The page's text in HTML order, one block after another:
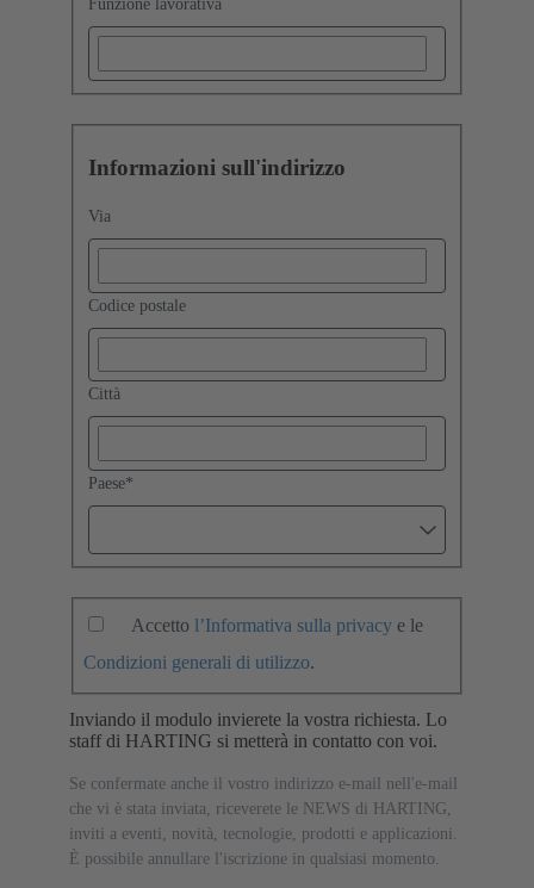
Funzione lavorativa
Informazioni sull'indirizzo
Via
Codice postale
Città
Paese*
Accetto l’Informativa sulla privacy e le
Condizioni generali di utilizzo.
Inviando il modulo invierete la vostra richiesta. Lo
staff di HARTING si metterà in contatto con voi.
Se confermate anche il vostro indirizzo e-mail nell'e-mail
che vi è stata inviata, riceverete le NEWS di HARTING,
inviti a eventi, novità, tecnologie, prodotti e applicazioni.
È possibile annullare l'iscrizione in qualsiasi momento.